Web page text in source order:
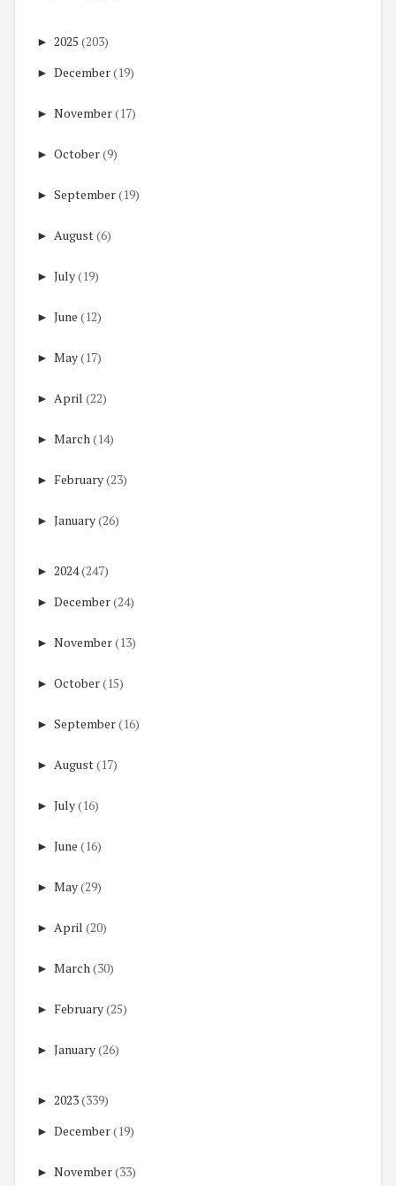
► 2025 (203)
► December(19)
► November(17)
► October(9)
► September(19)
► August(6)
► July(19)
► June (12)
► May(17)
► April (22)
► March(14)
► February(23)
► January(26)
► 2024(247)
► December(24)
► November(13)
► October(15)
► September(16)
► August(17)
► July(16)
► June (16)
► May(29)
► April (20)
► March(30)
► February(25)
► January(26)
► 2023(339)
► December(19)
► November(33)